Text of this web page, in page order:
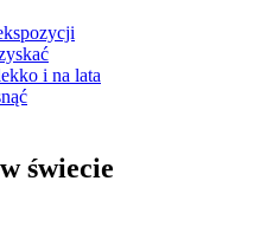
i na lata
świecie